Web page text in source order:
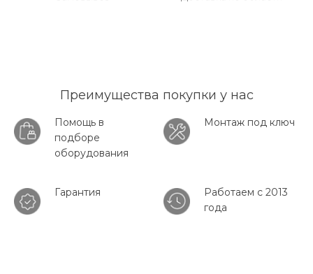
Преимущества покупки у нас
Помощь в
подборе
оборудования
Монтаж под ключ
Гарантия
Работаем с 2013
года